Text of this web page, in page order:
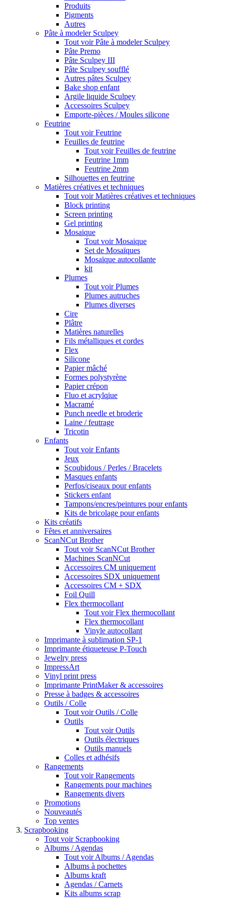
Produits
Pigments
Autres
Pâte à modeler Sculpey
Tout voir Pâte à modeler Sculpey
Pâte Premo
Pâte Sculpey III
Pâte Sculpey soufflé
Autres pâtes Sculpey
Bake shop enfant
Argile liquide Sculpey
Accessoires Sculpey
Emporte-pièces / Moules silicone
Feutrine
Tout voir Feutrine
Feuilles de feutrine
Tout voir Feuilles de feutrine
Feutrine 1mm
Feutrine 2mm
Silhouettes en feutrine
Matières créatives et techniques
Tout voir Matières créatives et techniques
Block printing
Screen printing
Gel printing
Mosaique
Tout voir Mosaique
Set de Mosaïques
Mosaïque autocollante
kit
Plumes
Tout voir Plumes
Plumes autruches
Plumes diverses
Cire
Plâtre
Matières naturelles
Fils métalliques et cordes
Flex
Silicone
Papier mâché
Formes polystyrène
Papier crépon
Fluo et acrylqiue
Macramé
Punch needle et broderie
Laine / feutrage
Tricotin
Enfants
Tout voir Enfants
Jeux
Scoubidous / Perles / Bracelets
Masques enfants
Perfos/ciseaux pour enfants
Stickers enfant
Tampons/encres/peintures pour enfants
Kits de bricolage pour enfants
Kits créatifs
Fêtes et anniversaires
ScanNCut Brother
Tout voir ScanNCut Brother
Machines ScanNCut
Accessoires CM uniquement
Accessoires SDX uniquement
Accessoires CM + SDX
Foil Quill
Flex thermocollant
Tout voir Flex thermocollant
Flex thermocollant
Vinyle autocollant
Imprimante à sublimation SP-1
Imprimante étiqueteuse P-Touch
Jewelry press
ImpressArt
Vinyl print press
Imprimante PrintMaker & accessoires
Presse à badges & accessoires
Outils / Colle
Tout voir Outils / Colle
Outils
Tout voir Outils
Outils électriques
Outils manuels
Colles et adhésifs
Rangements
Tout voir Rangements
Rangements pour machines
Rangements divers
Promotions
Nouveautés
Top ventes
Scrapbooking
Tout voir Scrapbooking
Albums / Agendas
Tout voir Albums / Agendas
Albums à pochettes
Albums kraft
Agendas / Carnets
Kits albums scrap